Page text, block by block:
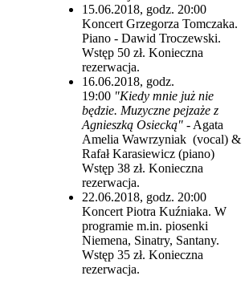
15.06.2018, godz. 20:00
Koncert Grzegorza Tomczaka.
Piano - Dawid Troczewski.
Wstęp 50 zł. Konieczna
rezerwacja.
16.06.2018, godz.
19:00 "Kiedy mnie już nie
będzie. Muzyczne pejzaże z
Agnieszką Osiecką" - Agata
Amelia Wawrzyniak (vocal) &
Rafał Karasiewicz (piano)
Wstęp 38 zł. Konieczna
rezerwacja.
22.06.2018, godz. 20:00
Koncert Piotra Kuźniaka. W
programie m.in. piosenki
Niemena, Sinatry, Santany.
Wstęp 35 zł. Konieczna
rezerwacja.